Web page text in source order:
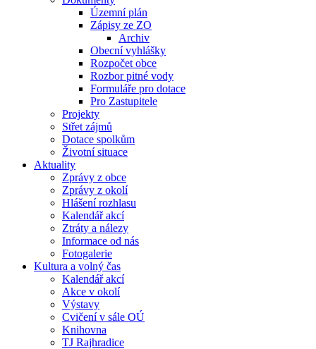
Územní plán
Zápisy ze ZO
Archiv
Obecní vyhlášky
Rozpočet obce
Rozbor pitné vody
Formuláře pro dotace
Pro Zastupitele
Projekty
Střet zájmů
Dotace spolkům
Životní situace
Aktuality
Zprávy z obce
Zprávy z okolí
Hlášení rozhlasu
Kalendář akcí
Ztráty a nálezy
Informace od nás
Fotogalerie
Kultura a volný čas
Kalendář akcí
Akce v okolí
Výstavy
Cvičení v sále OÚ
Knihovna
TJ Rajhradice